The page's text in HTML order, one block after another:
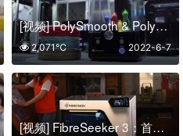
[视频] PolySmooth & Polysher：无层纹的3D打印后处理抛光工具
2022-6-7
2,071℃
[视频] FibreSeeker 3：首款消费级连续纤维3D打印机